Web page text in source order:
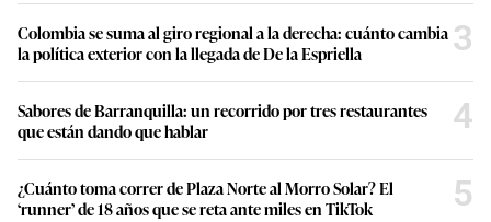
Colombia se suma al giro regional a la derecha: cuánto cambia
la política exterior con la llegada de De la Espriella
3
Sabores de Barranquilla: un recorrido por tres restaurantes
que están dando que hablar
4
¿Cuánto toma correr de Plaza Norte al Morro Solar? El
‘runner’ de 18 años que se reta ante miles en TikTok
5